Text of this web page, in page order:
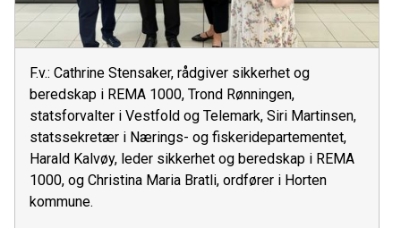
F.v.: Cathrine Stensaker, rådgiver sikkerhet og
beredskap i REMA 1000, Trond Rønningen,
statsforvalter i Vestfold og Telemark, Siri Martinsen,
statssekretær i Nærings- og fiskeridepartementet,
Harald Kalvøy, leder sikkerhet og beredskap i REMA
1000, og Christina Maria Bratli, ordfører i Horten
kommune.